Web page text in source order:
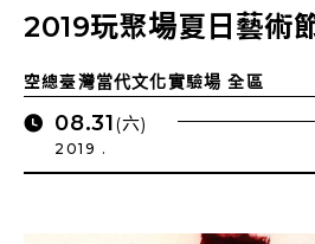
2019玩聚場夏日藝術
空總臺灣當代文化實驗場 全區
08.31(六)
2019 .